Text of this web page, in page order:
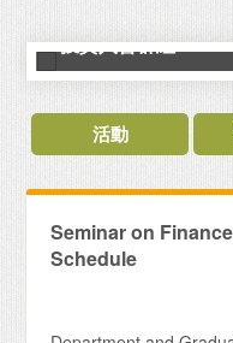
投資入會群組
活動
Seminar on
Schedule